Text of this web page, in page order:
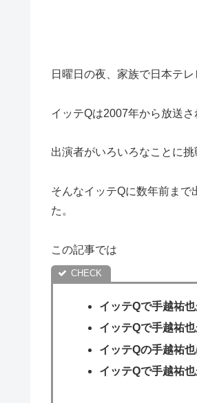
日曜日の夜、家族で日本テ
イッテQは2007年から放送さ
出演者がいろいろなことに
そんなイッテQに数年前ま
た。
この記事では
イッテQで手越祐
イッテQで手越祐
イッテQの手越祐
イッテQで手越祐